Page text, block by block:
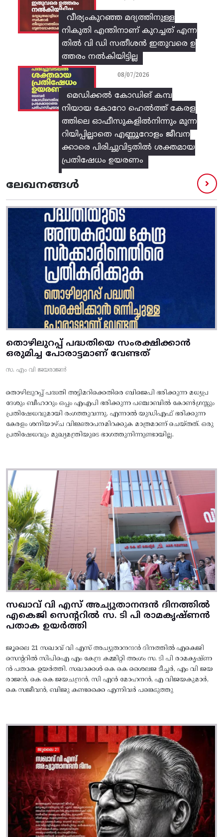
വീര്യംകുറഞ്ഞ മദ്യത്തിനുള്ള
നികുതി എന്തിനാണ് കുറച്ചത് എന്ന
തിൽ വി ഡി സതീശൻ ഇതുവരെ ഉ
ത്തരം നൽകിയിട്ടില്ല
മെഡിക്കൽ കോഡിങ് കമ്പ
നിയായ കോറോ ഹെൽത്ത് കേരള
ത്തിലെ ഓഫീസുകളിൽനിന്നും മുന്ന
റിയിപ്പില്ലാതെ എണ്ണൂറോളം ജീവന
ക്കാരെ പിരിച്ചുവിട്ടതിൽ‌ ശക്തമായ
പ്രതിഷേധം ഉയരണം
08/07/2026
ലേഖനങ്ങൾ
തൊഴിലുറപ്പ് പദ്ധതിയെ സംരക്ഷിക്കാൻ
ഒരുമിച്ച പോരാട്ടമാണ് വേണ്ടത്
സ. എം വി ജയരാജൻ
തൊഴിലുറപ്പ് പദ്ധതി അട്ടിമറിക്കെതിരെ ബിജെപി ഭരിക്കുന്ന മധ്യപ്ര
ദേശും ബീഹാറും ഒപ്പം എഎപി ഭരിക്കുന്ന പഞ്ചാബിൽ കോൺഗ്രസ്സും
പ്രതിഷേധവുമായി രംഗത്തുവന്നു. എന്നാൽ യുഡിഎഫ് ഭരിക്കുന്ന
കേരളം ശനിയാഴ്ച വിജ്ഞാപനമിറക്കുക മാത്രമാണ് ചെയ്തത്. ഒരു
പ്രതിഷേധവും മുഖ്യമന്ത്രിയുടെ ഭാഗത്തുനിന്നുണ്ടായില്ല.
സഖാവ് വി എസ് അച്യുതാനന്ദൻ ദിനത്തിൽ
എകെജി സെന്ററിൽ സ. ടി പി രാമകൃഷ്‌ണൻ
പതാക ഉയർത്തി
ജൂലൈ 21 സഖാവ് വി എസ് അച്യുതാനന്ദൻ ദിനത്തിൽ എകെജി
സെന്ററിൽ സിപിഐ എം കേന്ദ്ര കമ്മിറ്റി അംഗം സ. ടി പി രാമകൃഷ്‌ണ
ൻ പതാക ഉയർത്തി. സഖാക്കൾ കെ കെ ശൈലജ ടീച്ചർ, എം വി ജയ
രാജൻ, കെ കെ ജയചന്ദ്രൻ, സി എൻ മോഹനൻ, എ വിജയകുമാർ,
കെ സജീവൻ, ബിജു കണ്ടക്കൈ എന്നിവർ പങ്കെടുത്തു